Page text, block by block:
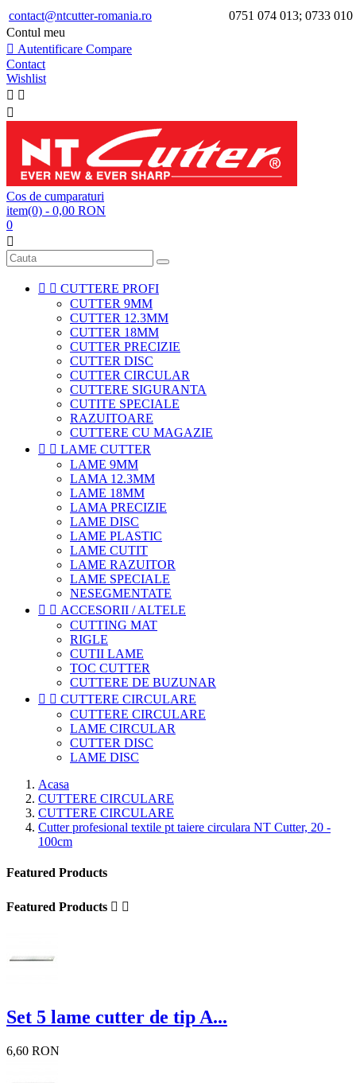
contact@ntcutter-romania.ro
0751 074 013; 0733 010
Contul meu
 Autentificare Compare
Contact
Wishlist
 

Cos de cumparaturi
item(0) - 0,00 RON
0

  CUTTERE PROFI
CUTTER 9MM
CUTTER 12.3MM
CUTTER 18MM
CUTTER PRECIZIE
CUTTER DISC
CUTTER CIRCULAR
CUTTERE SIGURANTA
CUTITE SPECIALE
RAZUITOARE
CUTTERE CU MAGAZIE
  LAME CUTTER
LAME 9MM
LAMA 12.3MM
LAME 18MM
LAMA PRECIZIE
LAME DISC
LAME PLASTIC
LAME CUTIT
LAME RAZUITOR
LAME SPECIALE
NESEGMENTATE
  ACCESORII / ALTELE
CUTTING MAT
RIGLE
CUTII LAME
TOC CUTTER
CUTTERE DE BUZUNAR
  CUTTERE CIRCULARE
CUTTERE CIRCULARE
LAME CIRCULAR
CUTTER DISC
LAME DISC
Acasa
CUTTERE CIRCULARE
CUTTERE CIRCULARE
Cutter profesional textile pt taiere circulara NT Cutter, 20 -
100cm
Featured Products
Featured Products  
Set 5 lame cutter de tip A...
6,60 RON